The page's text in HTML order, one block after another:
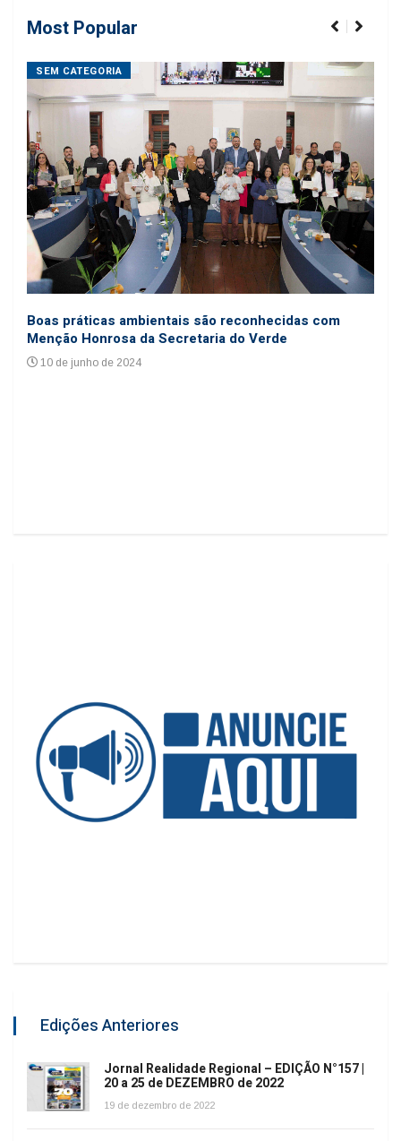
Most Popular
SEM CATEGORIA
Boas práticas ambientais são reconhecidas com
Menção Honrosa da Secretaria do Verde
10 de junho de 2024
Edições Anteriores
Jornal Realidade Regional – EDIÇÃO N°157 |
20 a 25 de DEZEMBRO de 2022
19 de dezembro de 2022